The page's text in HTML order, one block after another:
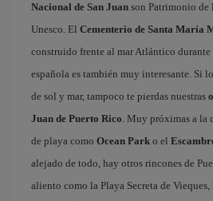
Nacional de San Juan son Patrimonio de
Unesco. El Cementerio de Santa María
construido frente al mar Atlántico
española es también muy interesante. Si
de sol y mar, tampoco te pierdas nuestras
Juan de Puerto Rico. Muy próximas a la
de playa como Ocean Park o el
alejado de todo, hay otros rincones de
aliento como la Playa Secreta de